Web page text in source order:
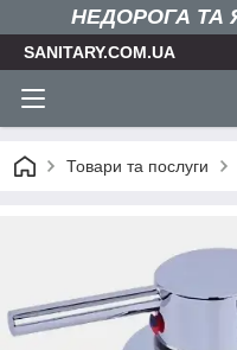
НЕДОРОГА ТА
SANITARY.COM.UA
Товари та послуги